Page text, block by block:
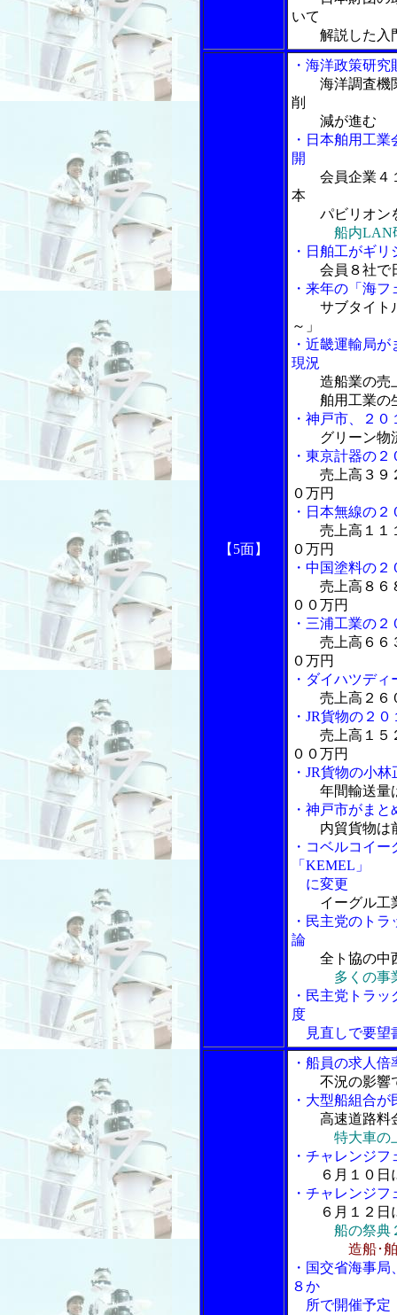
いて
解説した入
【5面】
・海洋政策研
海洋調査機
削
減が進む
・日本舶用工
開
会員企業４
本
パビリオン
船内LAN
・日舶工がギ
会員８社で
・来年の「海
サブタイト
～」
・近畿運輸局
現況
造船業の売
舶用工業の生
・神戸市、２
グリーン物
・東京計器の
売上高３９
０万円
・日本無線の
売上高１１
０万円
・中国塗料の
売上高８６
００万円
・三浦工業の
売上高６６
０万円
・ダイハツデ
売上高２６
・JR貨物の２
売上高１５
００万円
・JR貨物の小
年間輸送量
・神戸市がま
内貿貨物は
・コベルコイ
「KEMEL」
に変更
イーグル工
・民主党のト
論
全ト協の中
多くの事
・民主党トラ
度
見直しで要望
・船員の求人
不況の影響
・大型船組合
高速道路料
特大車の
・チャレンジ
６月１０日
・チャレンジ
６月１２
船の祭典
造船･
・国交省海事
８か
所で開催予定